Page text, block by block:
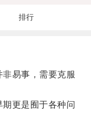
排行
易事，需要克服
更是囿于各种问